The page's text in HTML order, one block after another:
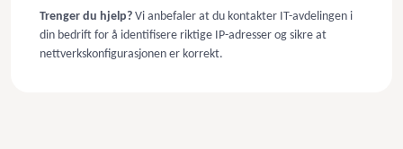
Trenger du hjelp? Vi anbefaler at du kontakter IT-avdelingen i
din bedrift for å identifisere riktige IP-adresser og sikre at
nettverkskonfigurasjonen er korrekt.